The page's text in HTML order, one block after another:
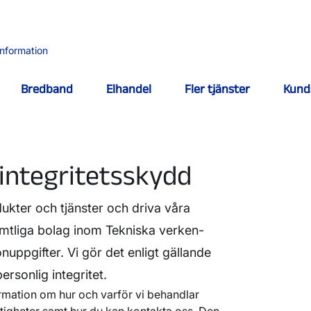
Bredband Elhandel Fler tjänster
och tjänster och driva våra
bolag inom Tekniska verken-
Vi gör det enligt gällande
integritet.
om hur och varför vi behandlar